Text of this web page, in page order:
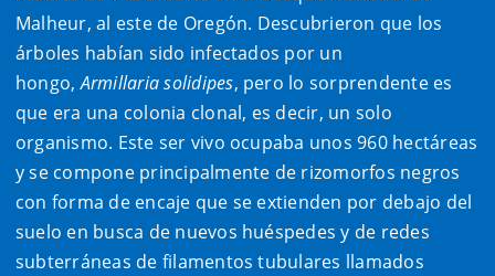
Malheur, al este de Oregón. Descubrieron que los
árboles habían sido infectados por un
hongo,Armillaria solidipes, pero lo sorprendente es
que era una colonia clonal, es decir, un solo
organismo. Este ser vivo ocupaba unos 960 hectáreas
y se compone principalmente de rizomorfos negros
con forma de encaje que se extienden por debajo del
suelo en busca de nuevos huéspedes y de redes
subterráneas de filamentos tubulares llamados